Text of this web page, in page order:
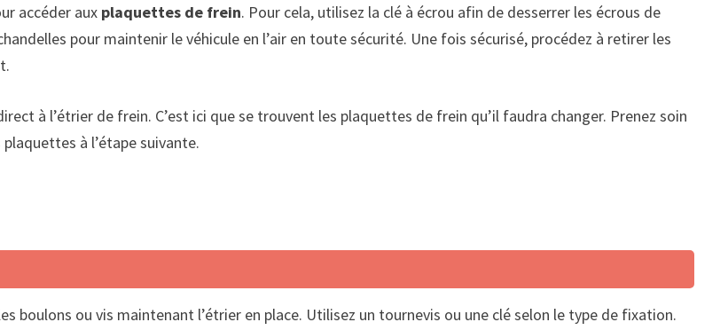
accéder aux plaquettes de frein. Pour cela, utilisez la clé à écrou afin de desserrer les écrous de
pour maintenir le véhicule en l’air en toute sécurité. Une fois sécurisé, procédez à retirer les
à l’étrier de frein. C’est ici que se trouvent les plaquettes de frein qu’il faudra changer. Prenez soin
à l’étape suivante.
boulons ou vis maintenant l’étrier en place. Utilisez un tournevis ou une clé selon le type de fixation.